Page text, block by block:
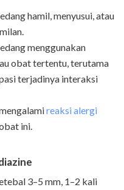
hamil, menyusui, atau
menggunakan
obat tertentu, terutama
terjadinya interaksi
reaksi alergi
ini.
3–5 mm, 1–2 kali